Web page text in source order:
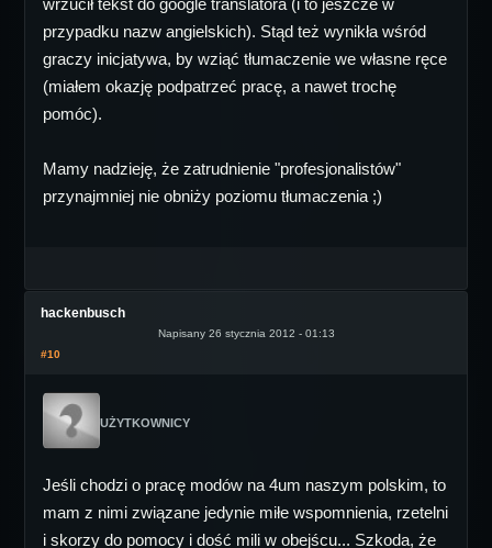
wrzucił tekst do google translatora (i to jeszcze w
przypadku nazw angielskich). Stąd też wynikła wśród
graczy inicjatywa, by wziąć tłumaczenie we własne ręce
(miałem okazję podpatrzeć pracę, a nawet trochę
pomóc).
Mamy nadzieję, że zatrudnienie "profesjonalistów"
przynajmniej nie obniży poziomu tłumaczenia ;)
hackenbusch
Napisany 26 stycznia 2012 - 01:13
#10
UŻYTKOWNICY
Jeśli chodzi o pracę modów na 4um naszym polskim, to
mam z nimi związane jedynie miłe wspomnienia, rzetelni
i skorzy do pomocy i dość mili w obejścu... Szkoda, że